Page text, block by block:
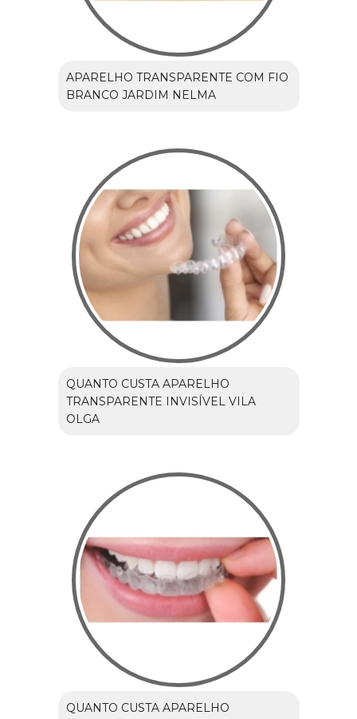
APARELHO TRANSPARENTE COM FIO
BRANCO JARDIM NELMA
QUANTO CUSTA APARELHO
TRANSPARENTE INVISÍVEL VILA
OLGA
QUANTO CUSTA APARELHO